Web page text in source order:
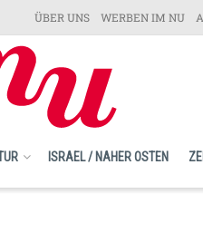
ÜBER UNS WERBEN IM NU
ISRAEL / NAHER OSTEN